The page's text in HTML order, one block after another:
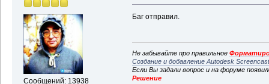
Сообщений: 13938
Баг отправил.
Не забывайте про правильное
Создание и добавление Autodesk
Если Вы задали вопрос и на форуме
Решение